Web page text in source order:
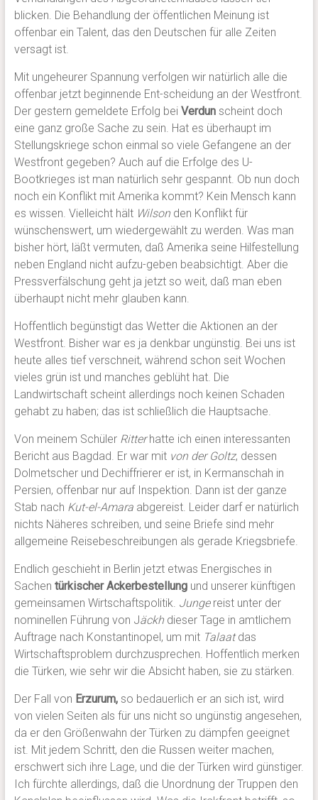
blicken. Die Behandlung der öffentlichen Meinung ist
offenbar ein Talent, das den Deutschen für alle Zeiten
versagt ist.
Mit ungeheurer Spannung verfolgen wir natürlich alle die
offenbar jetzt beginnende Ent-scheidung an der Westfront.
Der gestern gemeldete Erfolg bei Verdunscheint doch
eine ganz große Sache zu sein. Hat es überhaupt im
Stellungskriege schon einmal so viele Gefangene an der
Westfront gegeben? Auch auf die Erfolge des U-
Bootkrieges ist man natürlich sehr gespannt. Ob nun doch
noch ein Konflikt mit Amerika kommt? Kein Mensch kann
es wissen. Vielleicht hält Wilsonden Konflikt für
wünschenswert, um wiedergewählt zu werden. Was man
bisher hört, läßt vermuten, daß Amerika seine Hilfestellung
neben England nicht aufzu-geben beabsichtigt. Aber die
Pressverfälschung geht ja jetzt so weit, daß man eben
überhaupt nicht mehr glauben kann.
Hoffentlich begünstigt das Wetter die Aktionen an der
Westfront. Bisher war es ja denkbar ungünstig. Bei uns ist
heute alles tief verschneit, während schon seit Wochen
vieles grün ist und manches geblüht hat. Die
Landwirtschaft scheint allerdings noch keinen Schaden
gehabt zu haben; das ist schließlich die Hauptsache.
Von meinem Schüler Ritterhatte ich einen interessanten
Bericht aus Bagdad. Er war mit von der Goltz, dessen
Dolmetscher und Dechiffrierer er ist, in Kermanschah in
Persien, offenbar nur auf Inspektion. Dann ist der ganze
Stab nach Kut-el-Amaraabgereist. Leider darf er natürlich
nichts Näheres schreiben, und seine Briefe sind mehr
allgemeine Reisebeschreibungen als gerade Kriegsbriefe.
Endlich geschieht in Berlin jetzt etwas Energisches in
Sachen türkischer Ackerbestellungund unserer künftigen
gemeinsamen Wirtschaftspolitik. Jungereist unter der
nominellen Führung von Jäckhdieser Tage in amtlichem
Auftrage nach Konstantinopel, um mit Talaatdas
Wirtschaftsproblem durchzusprechen. Hoffentlich merken
die Türken, wie sehr wir die Absicht haben, sie zu stärken.
Der Fall von Erzurum,so bedauerlich er an sich ist, wird
von vielen Seiten als für uns nicht so ungünstig angesehen,
da er den Größenwahn der Türken zu dämpfen geeignet
ist. Mit jedem Schritt, den die Russen weiter machen,
erschwert sich ihre Lage, und die der Türken wird günstiger.
Ich fürchte allerdings, daß die Unordnung der Truppen den